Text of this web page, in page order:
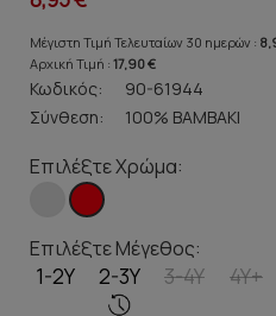
Μέγιστη Τιμή Τελευταίων 30 ημερών :
Αρχική Τιμή : 17,90 €
Κωδικός:
90-61944
Σύνθεση:
100% ΒΑΜΒΑΚΙ
Επιλέξτε Χρώμα:
Επιλέξτε Μέγεθος:
1-2Y 2-3Y 3-4Y 4Y+